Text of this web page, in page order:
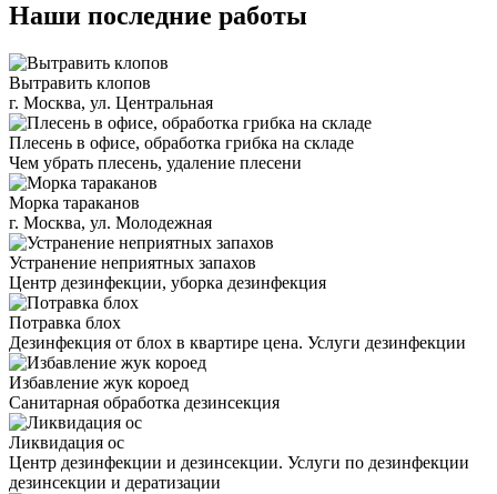
Наши последние работы
Вытравить клопов
г. Москва, ул. Центральная
Плесень в офисе, обработка грибка на складе
Чем убрать плесень, удаление плесени
Морка тараканов
г. Москва, ул. Молодежная
Устранение неприятных запахов
Центр дезинфекции, уборка дезинфекция
Потравка блох
Дезинфекция от блох в квартире цена. Услуги дезинфекции
Избавление жук короед
Санитарная обработка дезинсекция
Ликвидация ос
Центр дезинфекции и дезинсекции. Услуги по дезинфекции
дезинсекции и дератизации